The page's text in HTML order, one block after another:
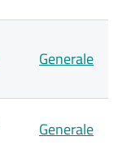
Generale
Generale